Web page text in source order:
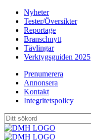
Nyheter
Tester/Översikter
Reportage
Branschnytt
Tävlingar
Verktygsguiden 2025
Prenumerera
Annonsera
Kontakt
Integritetspolicy